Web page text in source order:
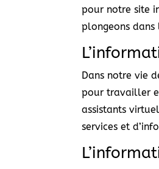
pour notre site
plongeons
Dans notre vie
pour travailler
assistants
services et